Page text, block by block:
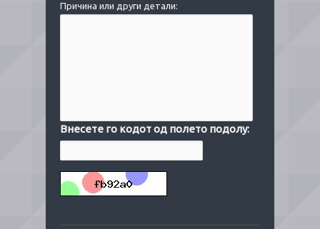
Причина или други детали:
Внесете го кодот од полето подолу: